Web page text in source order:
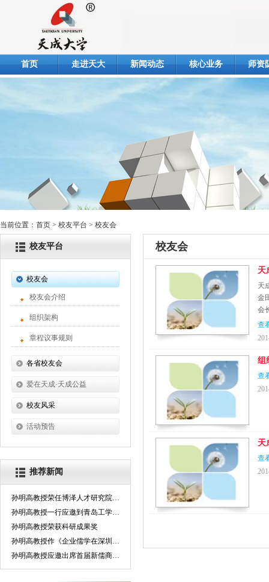
首页 走进天大 新闻动态 核心业务 师资
当前位置： 首页 > 校友平台 > 校友会
校友平台
校友会
校友会介绍
组织架构
章程议事规则
各省校友会
山东省校友会
四川省校友会
河南省校友会
爱在天成·天成公益
校友风采
学员感言
活动预告
推荐新闻
孙明高教授荣任博泽人才研究院高级顾问
孙明高教授一行应邀到青岛工学院考察交流
孙明高教授荣获科研成果奖
孙明高教授作《企业儒学在深圳市乐天成控股集团的实践》主题报告
孙明高教授应邀出席首届新儒商实践论坛
校友会
天
天
金
会
查
组
查
天
查